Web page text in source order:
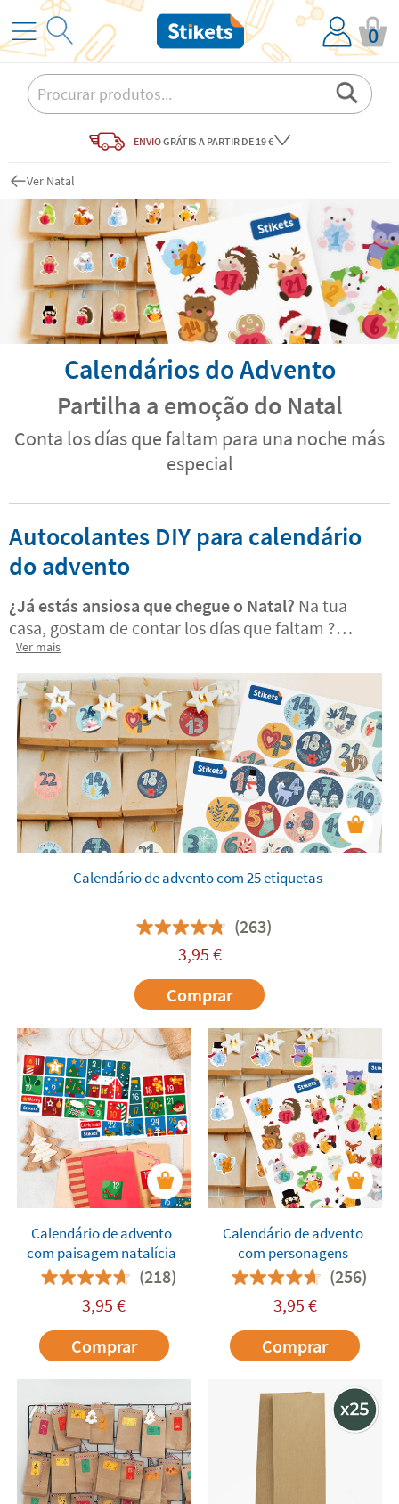
0
ENVIOGRÁTIS A PARTIR DE 19 €
Ver Natal
Calendários do Advento
Partilha a emoção do Natal
Conta los días que faltam para una noche más
especial
Autocolantes DIY para calendário
do advento
¿Já estás ansiosa que chegue o Natal? Na tua
casa, gostam de contar los días que faltam ?
Tenemos la certeza de que vamos a adorar los
calendarios de advento Stikets.¡Também na
versão personalizada! São a decoração perfeita
para as tus bolsas de doces ou para dar un toque
natalício y divertido à tua casa. Os mais
pequenotes da casa van adorar completá-los até
que chegue o grande dia.
Ver mais
Calendário de advento com 25 etiquetas
(263)
3,95 €
Comprar
Calendário de advento
com paisagem natalícia
(218)
3,95 €
Comprar
Calendário de advento
com personagens
(256)
3,95 €
Comprar